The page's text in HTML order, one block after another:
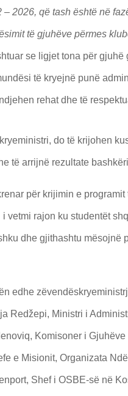
– 2026, që tash është në
të gjuhëve përmes
se l igjet tona për gjuhë
ësi të kryejnë punë
ndjehen rehat dhe të
do të krijohen
të arrijnë rezultate
për krijimin e
vetmi rajon ku studentët
dhe gjithashtu mësojnë
edhe
Redžepi, Ministri i
Komisoner i
e Misionit, Organizata
Shef i OSBE-së në